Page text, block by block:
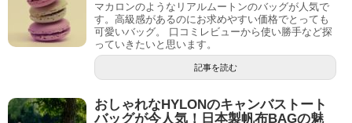
マカロンのようなリアルムートンのバッグが人気で
す。高級感があるのにお求めやすい価格でとっても
可愛いバッグ。 口コミレビューから使い勝手など探
っていきたいと思います。
記事を読む
おしゃれなHYLONのキャンバストート
バッグが今人気！日本製帆布BAGの魅